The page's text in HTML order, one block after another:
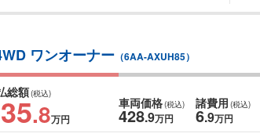
ワンオーナー （6AA-AXUH85）
総額(税込)
.8万円
車両価格(税込)
428.9万円
諸費用 (税込)
6.9万円